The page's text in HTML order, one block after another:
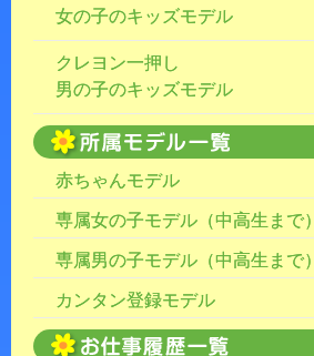
女の子のキッズモデル
クレヨン一押し
男の子のキッズモデル
赤ちゃんモデル
専属女の子モデル（中高生まで）
専属男の子モデル（中高生まで）
カンタン登録モデル